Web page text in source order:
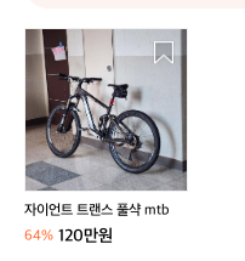
자
트
트
랜
스
풀
샥
m
자이언트 트랜스 풀샥 mtb
64% 120만원